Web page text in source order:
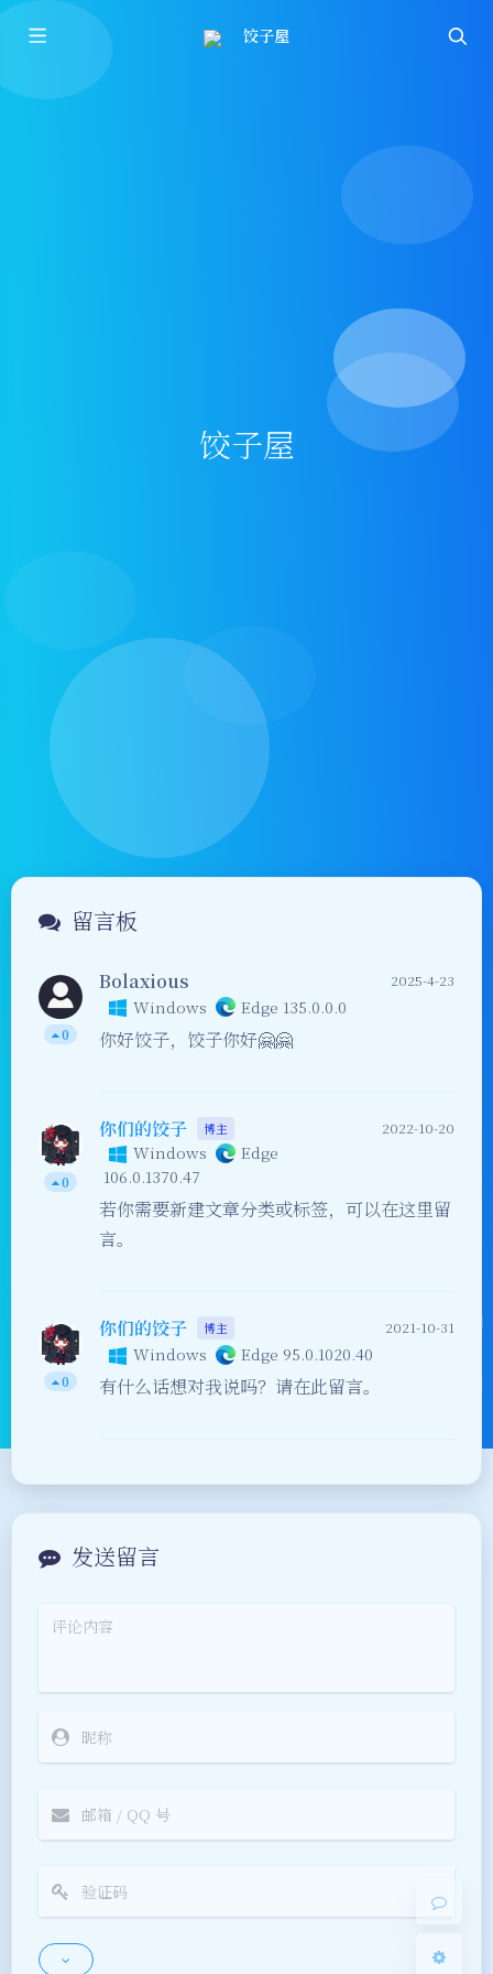
饺子屋
饺子屋
夜间模式
0
Bolaxious
Windows Edge 135.0.0.0
2025-4-23
你好饺子，饺子你好🤗🤗
0
你们的饺子 博主
Windows
Edge
106.0.1370.47
2022-10-20
若你需要新建文章分类或标签，可以在这里留
言。
0
你们的饺子 博主
Windows Edge 95.0.1020.40
2021-10-31
有什么话想对我说吗？请在此留言。